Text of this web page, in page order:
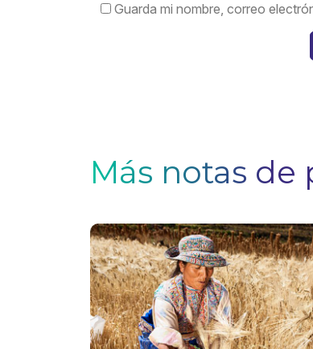
Guarda mi nombre, correo
Más notas de